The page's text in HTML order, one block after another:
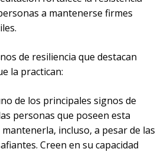
a mantenerse firmes
de resiliencia que destacan
la practican:
de los principales signos de
personas que poseen esta
incluso, a pesar de las
Creen en su capacidad